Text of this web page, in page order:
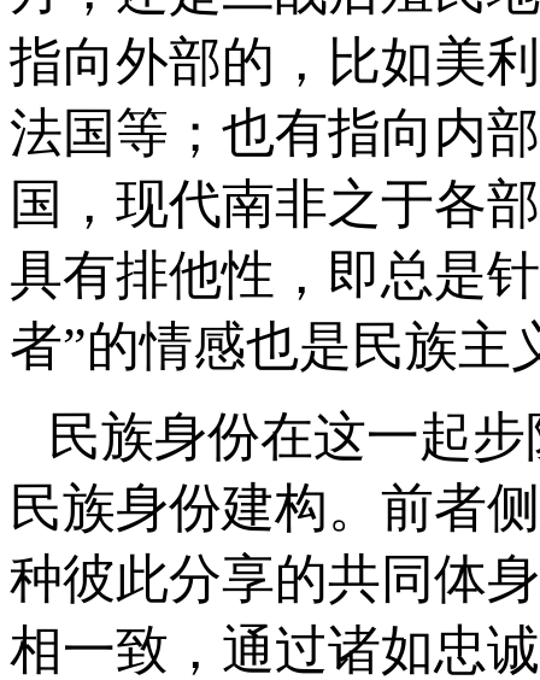
指向外部的，比如美
法国等；也有指向内
国，现代南非之于各
具有排他性，即总是
者”的情感也是民族主
民族身份在这一起
民族身份建构。前者
种彼此分享的共同体
相一致，通过诸如忠